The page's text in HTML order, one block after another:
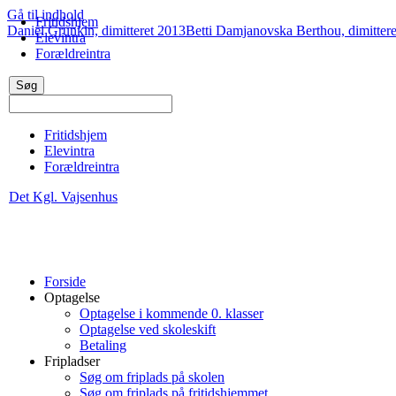
Gå til indhold
Daniel Grunkin, dimitteret 2013Betti Damjanovska Berthou,
Fritidshjem
Elevintra
Forældreintra
Det Kgl. Vajsenhus
Forside
Optagelse
Optagelse i kommende 0. klasser
Optagelse ved skoleskift
Betaling
Fripladser
Søg om friplads på skolen
Søg om friplads på fritidshjemmet
Fritidshjem
Elevintra
Forældreintra